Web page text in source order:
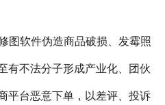
软件伪造商品破损、发霉照
有不法分子形成产业化、团伙
平台恶意下单，以差评、投诉